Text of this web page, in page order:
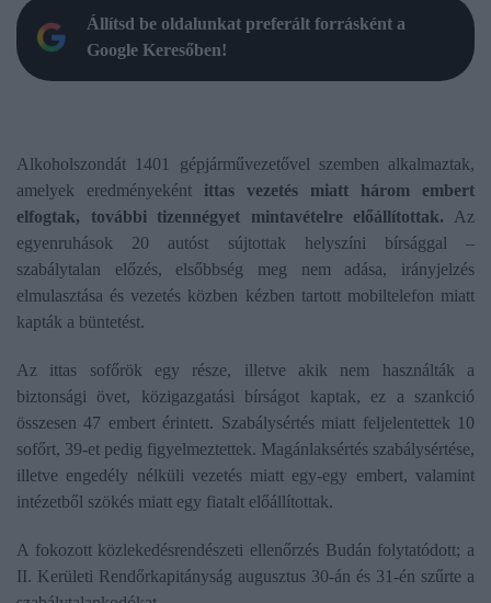
Állítsd be oldalunkat preferált forrásként a
Google Keresőben!
Alkoholszondát 1401 gépjárművezetővel szemben alkalmaztak,
amelyek eredményeként ittas vezetés miatt három embert
elfogtak, további tizennégyet mintavételre előállítottak. Az
egyenruhások 20 autóst sújtottak helyszíni bírsággal –
szabálytalan előzés, elsőbbség meg nem adása, irányjelzés
elmulasztása és vezetés közben kézben tartott mobiltelefon miatt
kapták a büntetést.
Az ittas sofőrök egy része, illetve akik nem használták a
biztonsági övet, közigazgatási bírságot kaptak, ez a szankció
összesen 47 embert érintett. Szabálysértés miatt feljelentettek 10
sofőrt, 39-et pedig figyelmeztettek. Magánlaksértés szabálysértése,
illetve engedély nélküli vezetés miatt egy-egy embert, valamint
intézetből szökés miatt egy fiatalt előállítottak.
A fokozott közlekedésrendészeti ellenőrzés Budán folytatódott; a
II. Kerületi Rendőrkapitányság augusztus 30-án és 31-én szűrte a